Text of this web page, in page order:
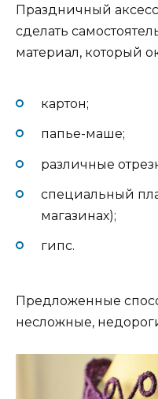
Праздничный
сделать
материал, который
картон;
папье-маше;
различные
специальный
магазинах);
гипс.
Предложенные
несложные,